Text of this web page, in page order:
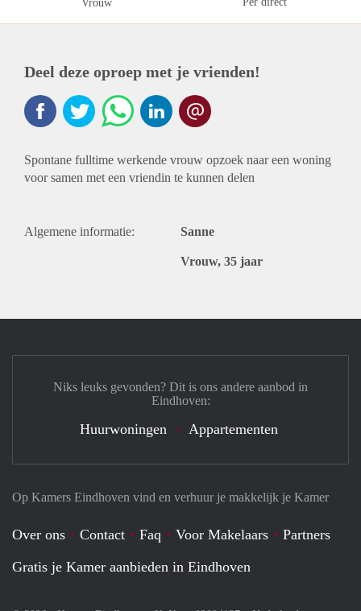
Vrouw
Deel deze oproep met je vrienden!
Spontane fulltime werkende vrouw opzoek naar een woning
voor samen met een vriendin te kunnen delen
Algemene informatie: Sanne
Vrouw, 35 jaar
Op Kamers Eindhoven vind en verhuur je makkelijk je Kamer
Over ons Contact Faq Voor Makelaars
Partners
Gratis je Kamer aanbieden in Eindhoven
Niks leuks gevonden? Dit is ons andere aanbod in
Eindhoven:
Huurwoningen Appartementen